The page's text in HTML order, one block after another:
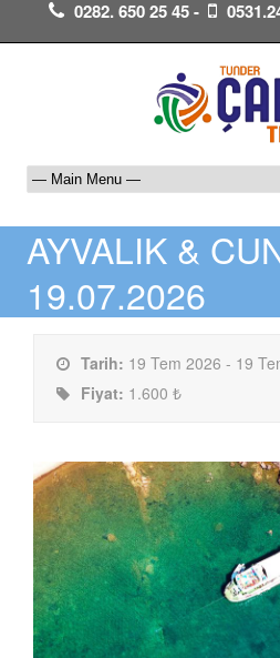
0282. 650 25 45 -
AYVALIK &
19.07.2026
Tarih: 19 Tem 2026 - 19
Fiyat: 1.600 ₺